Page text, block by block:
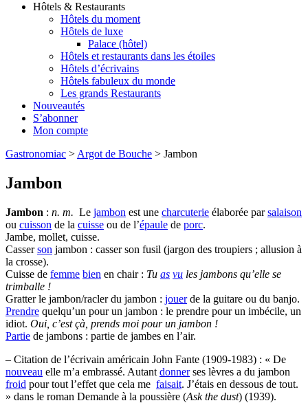
Hôtels & Restaurants
Hôtels du moment
Hôtels de luxe
Palace (hôtel)
Hôtels et restaurants dans les étoiles
Hôtels d’écrivains
Hôtels fabuleux du monde
Les grands Restaurants
Nouveautés
S’abonner
Mon compte
Gastronomiac > Argot de Bouche > Jambon
Jambon
Jambon : n. m. Le jambon est une charcuterie élaborée parsalaison
ou cuisson de la cuisse ou de l’épaule de porc.
Jambe, mollet, cuisse.
Casserson jambon : casser son fusil (jargon des troupiers ; allusion à
la crosse).
Cuisse de femme bien en chair : Tu as vu les jambons qu’elle se
trimballe !
Gratter le jambon/racler du jambon : jouerde la guitare ou du banjo.
Prendre quelqu’un pour un jambon : le prendre pour un imbécile, un
idiot. Oui, c’est çà, prends moi pour un jambon !
Partie de jambons : partie de jambes en l’air.
– Citation de l’écrivain américain John Fante (1909-1983) : « De
nouveau elle m’a embrassé. Autant donnerses lèvres a du jambon
froid pour tout l’effet que cela me faisait. J’étais en dessous de tout.
» dans le roman Demande à la poussière (Ask the dust) (1939).